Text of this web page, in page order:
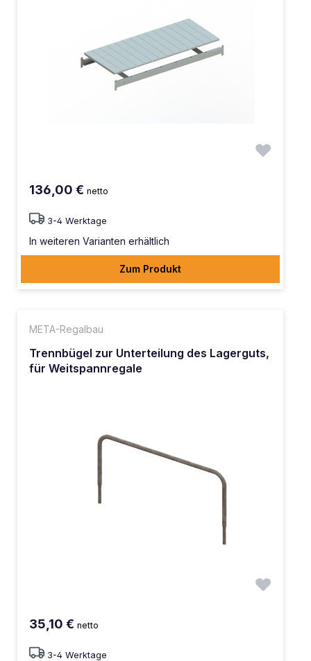
136,00 € netto
3-4 Werktage
In weiteren Varianten erhältlich
Zum Produkt
META-Regalbau
Trennbügel zur Unterteilung des Lagerguts,
für Weitspannregale
35,10 € netto
3-4 Werktage